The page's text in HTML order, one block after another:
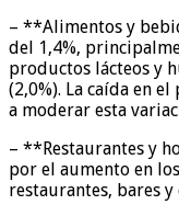
– **Alimentos y
del 1,4%,
productos lácteos y
(2,0%). La caída en
a moderar esta
– **Restaurantes y
por el aumento en
restaurantes, bares y